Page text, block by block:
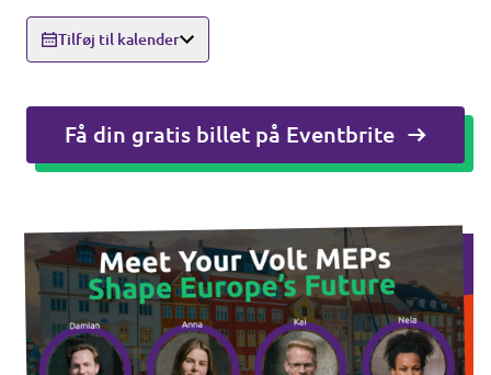
Åbne stillinger
Tilføj til kalender
Få din gratis billet på Eventbrite